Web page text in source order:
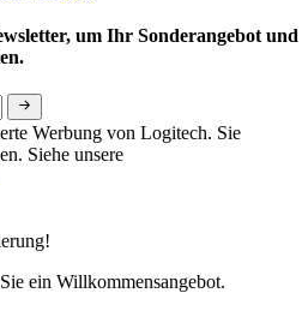
um Ihr Sonderangebot und
Werbung von Logitech. Sie
Siehe unsere
ein Willkommensangebot.